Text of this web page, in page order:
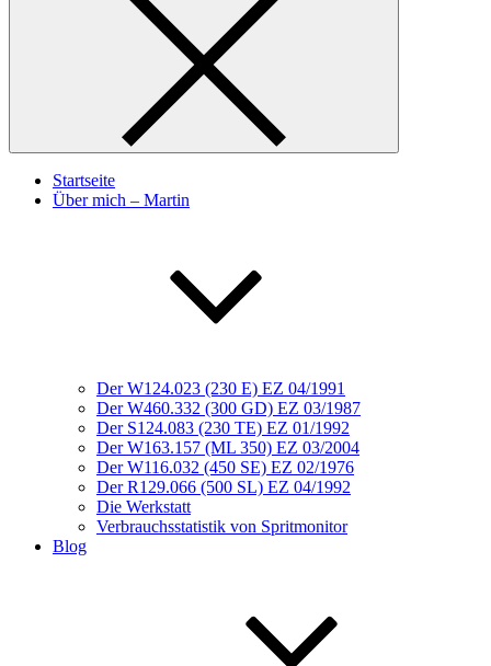
Startseite
Über mich – Martin
Der W124.023 (230 E) EZ 04/1991
Der W460.332 (300 GD) EZ 03/1987
Der S124.083 (230 TE) EZ 01/1992
Der W163.157 (ML 350) EZ 03/2004
Der W116.032 (450 SE) EZ 02/1976
Der R129.066 (500 SL) EZ 04/1992
Die Werkstatt
Verbrauchsstatistik von Spritmonitor
Blog